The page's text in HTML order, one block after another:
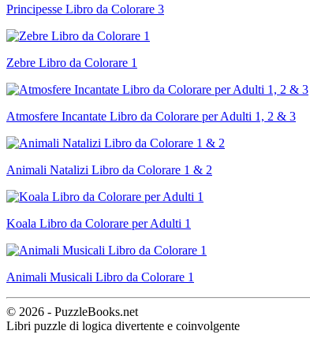
Principesse Libro da Colorare 3
Zebre Libro da Colorare 1
Atmosfere Incantate Libro da Colorare per Adulti 1, 2 & 3
Animali Natalizi Libro da Colorare 1 & 2
Koala Libro da Colorare per Adulti 1
Animali Musicali Libro da Colorare 1
© 2026 - PuzzleBooks.net
Libri puzzle di logica divertente e coinvolgente